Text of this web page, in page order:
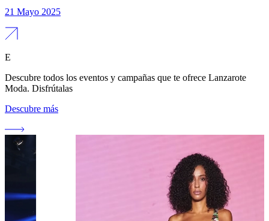
21 Mayo 2025
E
Descubre todos los eventos y campañas que te ofrece Lanzarote
Moda. Disfrútalas
Descubre más